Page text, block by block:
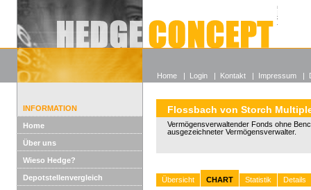
Alle
Wieso
INFORMATION
Home
Über uns
Wieso Hedge?
Depotstellenvergleich
Flossbach von Storch
Vermögensverwaltender Fonds ohne
ausgezeichneter Vermögensverwalter.
Übersicht CHART Statistik Details
Home | Login | Kontakt | Impressum |